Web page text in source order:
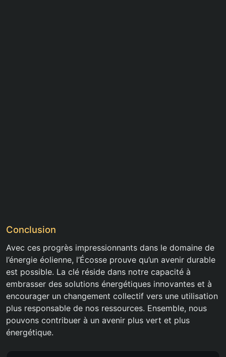
Conclusion
Avec ces progrès impressionnants dans le domaine de
l’énergie éolienne, l’Écosse prouve qu’un avenir durable
est possible. La clé réside dans notre capacité à
embrasser des solutions énergétiques innovantes et à
encourager un changement collectif vers une utilisation
plus responsable de nos ressources. Ensemble, nous
pouvons contribuer à un avenir plus vert et plus
énergétique.